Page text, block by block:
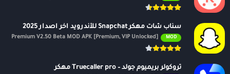
سناب شات مهكر Snapchat للأندرويد اخر اصدار 2025
MOD
Premium V2.50 Beta MOD APK [Premium, VIP Unlocked]
تروكولر بريميوم جولد – Truecaller pro مهكر